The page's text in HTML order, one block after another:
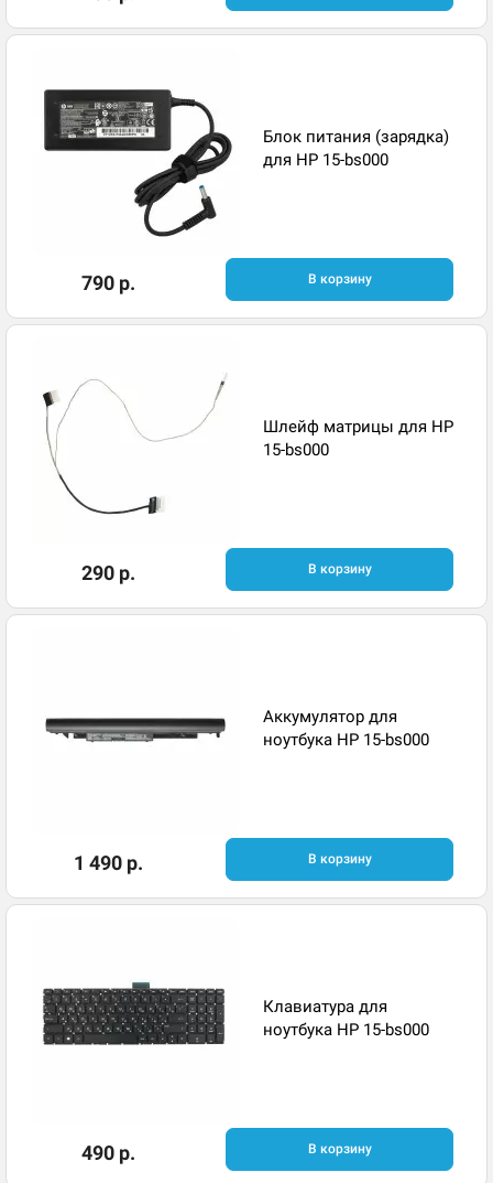
Блок питания (зарядка)
для HP 15-bs000
790 р. В корзину
Шлейф матрицы для HP
15-bs000
290 р. В корзину
Аккумулятор для
ноутбука HP 15-bs000
1 490 р. В корзину
Клавиатура для
ноутбука HP 15-bs000
490 р. В корзину